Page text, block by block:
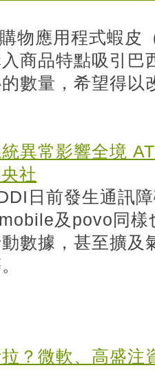
物應用程式蝦皮
商品特點吸引巴
數量，希望得以
異常影響全境
社
日前發生通訊
及povo同樣
數據，甚至擴及
？微軟、高盛